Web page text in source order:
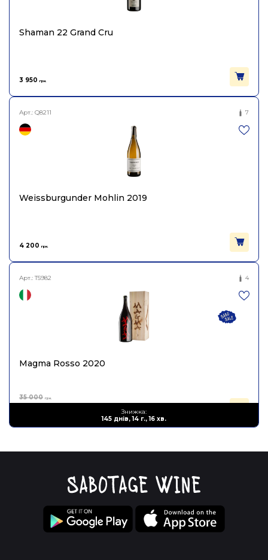
Shaman 22 Grand Cru
3 950 грн.
Арт.: Q8211 7
Weissburgunder Mohlin 2019
4 200 грн.
Арт.:T5982
Знижка:
145 днів, 14 г., 16 хв.
4
Magma Rosso 2020
35 000 грн.